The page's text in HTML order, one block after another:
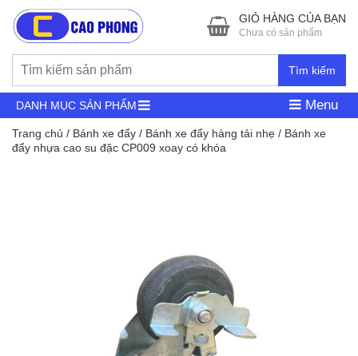
Tìm kiếm
GIỎ HÀNG CỦA BẠN
Chưa có sản phẩm
DANH MỤC SẢN PHẨM Menu
Trang chủ / Bánh xe đẩy / Bánh xe đẩy hàng tải nhẹ / Bánh xe
đẩy nhựa cao su đặc CP009 xoay có khóa